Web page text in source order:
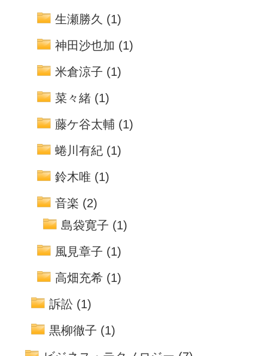
生瀬勝久 (1)
神田沙也加 (1)
米倉涼子 (1)
菜々緒 (1)
藤ケ谷太輔 (1)
蜷川有紀 (1)
鈴木唯 (1)
音楽 (2)
島袋寛子 (1)
風見章子 (1)
高畑充希 (1)
訴訟 (1)
黒柳徹子 (1)